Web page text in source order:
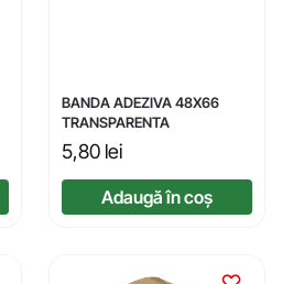
BANDA ADEZIVA 48X66
TRANSPARENTA
5,80 lei
Adaugă în coș